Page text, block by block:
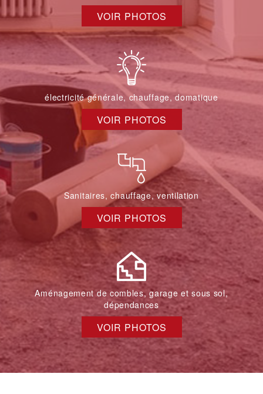
VOIR PHOTOS
électricité générale, chauffage, domatique
VOIR PHOTOS
Sanitaires, chauffage, ventilation
VOIR PHOTOS
Aménagement de combles, garage et sous sol,
dépendances
VOIR PHOTOS